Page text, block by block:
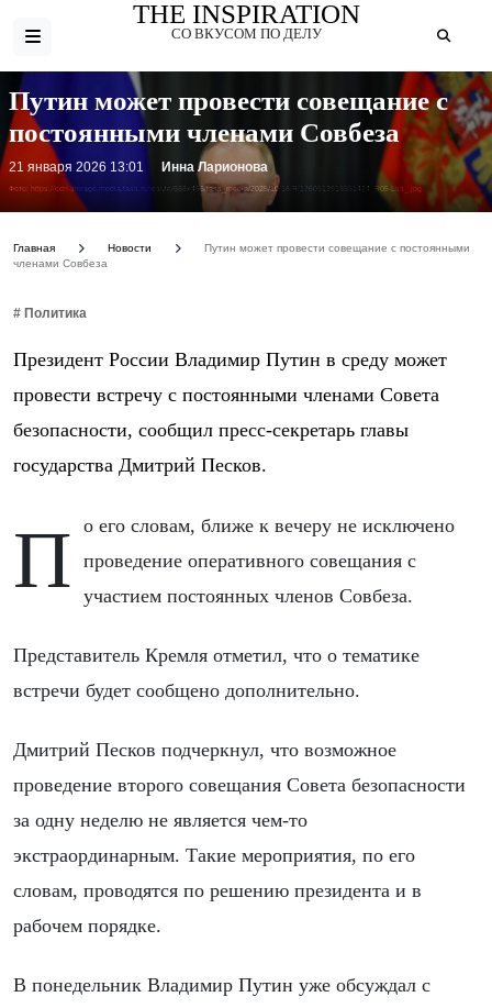
THE INSPIRATION
СО ВКУСОМ ПО ДЕЛУ
Фото: https://cdn-storage-media.tass.ru/resize/688x456/tass_media/2025/10/16/R/1760613915551424_R05-Lss_.jpg
Путин может провести совещание с
постоянными членами Совбеза
21 января 2026 13:01 Инна Ларионова
Главная Новости
Путин может провести совещание с постоянными
членами Совбеза
# Политика
Президент России Владимир Путин в среду может
провести встречу с постоянными членами Совета
безопасности, сообщил пресс-секретарь главы
государства Дмитрий Песков.
По его словам, ближе к вечеру не исключено
проведение оперативного совещания с
участием постоянных членов Совбеза.
Представитель Кремля отметил, что о тематике
встречи будет сообщено дополнительно.
Дмитрий Песков подчеркнул, что возможное
проведение второго совещания Совета безопасности
за одну неделю не является чем-то
экстраординарным. Такие мероприятия, по его
словам, проводятся по решению президента и в
рабочем порядке.
В понедельник Владимир Путин уже обсуждал с